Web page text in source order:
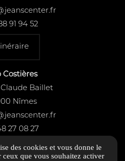
91 94 52
Costières
Baillet
Nîmes
27 08 27
des cookies et vous donne le
ceux que vous souhaitez activer